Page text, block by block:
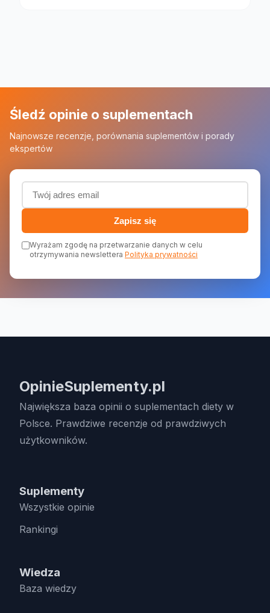
Śledź opinie o suplementach
Najnowsze recenzje, porównania suplementów i porady
ekspertów
Adres email (wymagany)
Zapisz się
Wyrażam zgodę na przetwarzanie danych w celu
otrzymywania newslettera Polityka prywatności
OpinieSuplementy.pl
Największa baza opinii o suplementach diety w
Polsce. Prawdziwe recenzje od prawdziwych
użytkowników.
Suplementy
Wszystkie opinie
Rankingi
Wiedza
Baza wiedzy